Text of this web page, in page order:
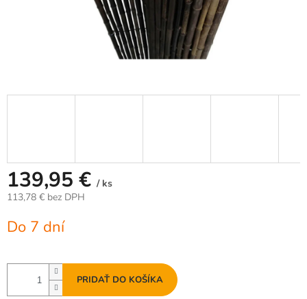
139,95 € / ks
113,78 € bez DPH
cena:
Do 7 dní
PRIDAŤ DO KOŠÍKA